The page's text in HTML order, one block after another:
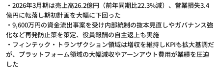
・2026年3月期は売上高26.2億円（前年同期比22.3%減）、営業損失3.4
億円に転落し期初計画を大幅に下回った
・9,600万円の資金流出事案を受け内部統制の抜本見直しやガバナンス強
化など再発防止策を策定、役員報酬の自主返上も実施
・フィンテック・トランザクション領域は増収を維持しKPIも拡大基調だ
が、プラットフォーム領域の大幅減収やアーンアウト費用が業績を圧迫
した